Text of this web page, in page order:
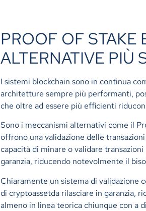
PROOF OF STAKE
ALTERNATIVE PIÙ
I sistemi blockchain sono in continua
architetture sempre più performanti,
che oltre ad essere più efficienti
Sono i meccanismi alternativi come il
offrono una validazione delle
capacità di minare o validare
garanzia, riducendo notevolmente il
Chiaramente un sistema di validazione
di cryptoassetda rilasciare in garanzia,
almeno in linea teorica chiunque con a